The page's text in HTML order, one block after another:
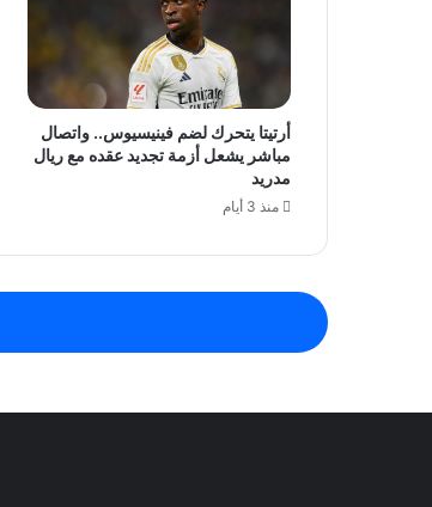
أرتيتا يتحرك لضم فينيسيوس.. واتصال
مباشر يشعل أزمة تجديد عقده مع ريال
مدريد
منذ 3 أيام